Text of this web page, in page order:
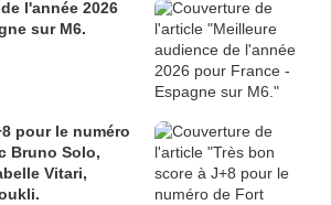
l'année 2026
sur M6.
pour le numéro
Bruno Solo,
Vitari,